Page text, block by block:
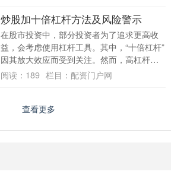
炒股加十倍杠杆方法及风险警示
在股市投资中，部分投资者为了追求更高收
益，会考虑使用杠杆工具。其中，“十倍杠杆”
因其放大效应而受到关注。然而，高杠杆往
往伴随着高风险，需要投资者充分了解其运
阅读： 189 栏目： 配资门户网
查看更多